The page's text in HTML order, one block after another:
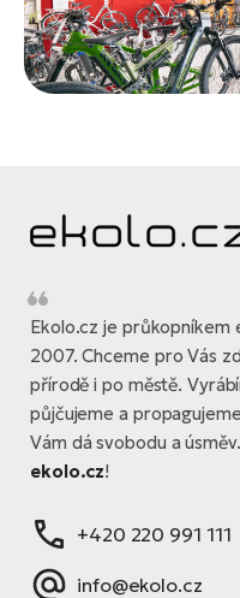
Ekolo.cz je průkopníkem
2007. Chceme pro Vás
přírodě i po městě.
půjčujeme a
Vám dá svobodu a
ekolo.cz!
+420 220 991 111
info@ekolo.cz